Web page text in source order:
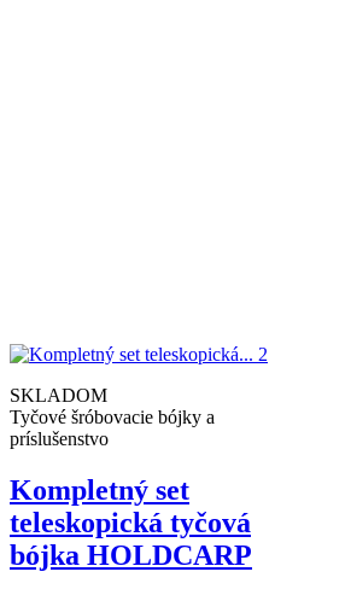
SKLADOM
Tyčové šróbovacie bójky a
príslušenstvo
Kompletný set
teleskopická tyčová
bójka HOLDCARP